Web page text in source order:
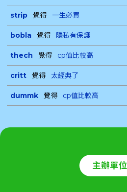
strip 覺得 一生必買
bobla 覺得 隱私有保護
thech 覺得 cp值比較高
critt 覺得 太經典了
dummk 覺得 cp值比較高
主辦單位